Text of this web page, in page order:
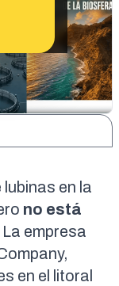
en la
no está
empresa
en el litoral